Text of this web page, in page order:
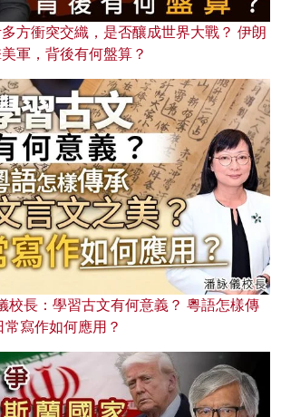
方衝突交織，是否釀成世界大戰？ 伊朗
軍，背後有何盤算？
校長：學習古文有何意義？ 粵語怎樣傳
寫作如何應用？